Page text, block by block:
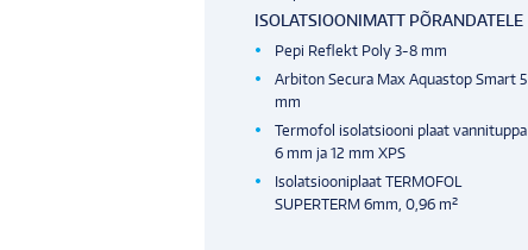
ISOLATSIOONIMATT PÕRANDATELE
Pepi Reflekt Poly 3-8 mm
Arbiton Secura Max Aquastop Smart 5
mm
Termofol isolatsiooni plaat vannituppa
6 mm ja 12 mm XPS
Isolatsiooniplaat TERMOFOL
SUPERTERM 6mm, 0,96 m²